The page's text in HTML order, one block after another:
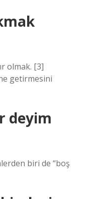
olmak. [3]
getirmesini
deyim
biri de “boş